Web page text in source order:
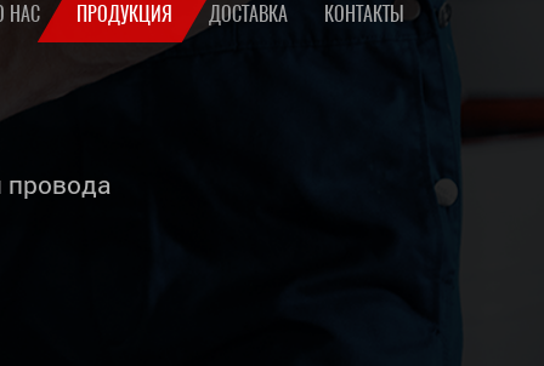
НАС ПРОДУКЦИЯ ДОСТАВКА КОНТАКТЫ